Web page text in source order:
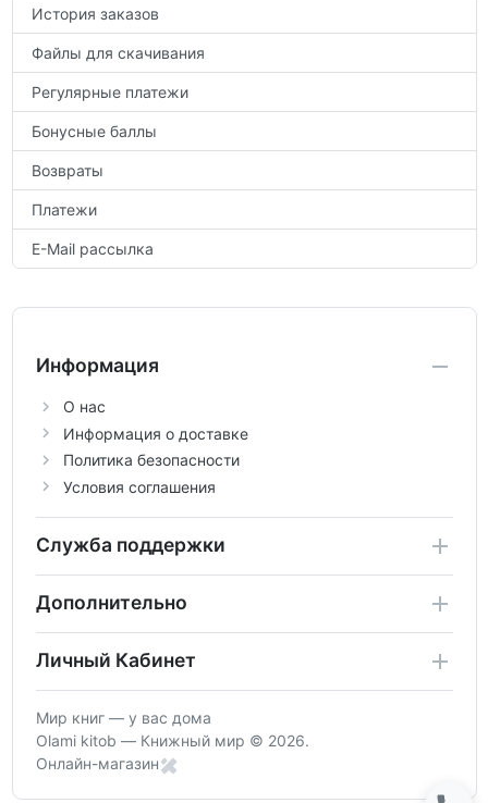
История заказов
Файлы для скачивания
Регулярные платежи
Бонусные баллы
Возвраты
Платежи
E-Mail рассылка
Информация
О нас
Информация о доставке
Политика безопасности
Условия соглашения
Служба поддержки
Дополнительно
Личный Кабинет
Мир книг — у вас дома
Olami kitob — Книжный мир © 2026.
Онлайн-магазин